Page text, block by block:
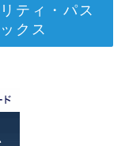
ティ・パス
クス